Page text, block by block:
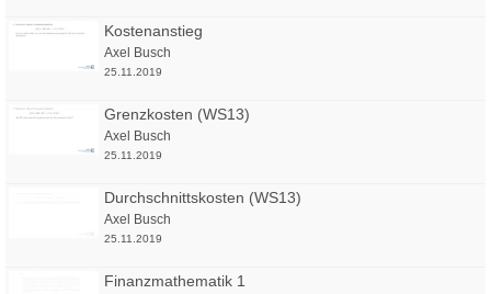
Kostenanstieg
Axel Busch
25.11.2019
Grenzkosten (WS13)
Axel Busch
25.11.2019
Durchschnittskosten (WS13)
Axel Busch
25.11.2019
Finanzmathematik 1